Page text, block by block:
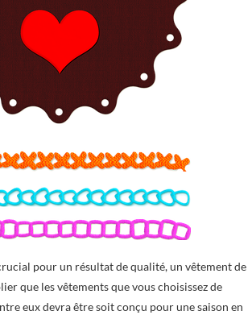
pour un résultat de qualité, un vêtement de
que les vêtements que vous choisissez de
eux devra être soit conçu pour une saison en